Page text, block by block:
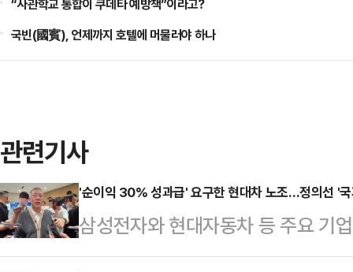
“사관학교 통합이 쿠데타 예방책”이라고?
국빈(國賓), 언제까지 호텔에 머물러야 하나
관련기사
'순이익 30% 성과급' 요구한 현대차 노조…정의선 '
삼성전자와 현대자동차 등 주요 기
갈등이 확산하는 가운데 정의선 현